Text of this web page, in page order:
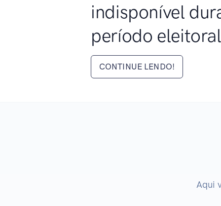
indisponível
período eleitoral
CONTINUE LENDO!
Aqui